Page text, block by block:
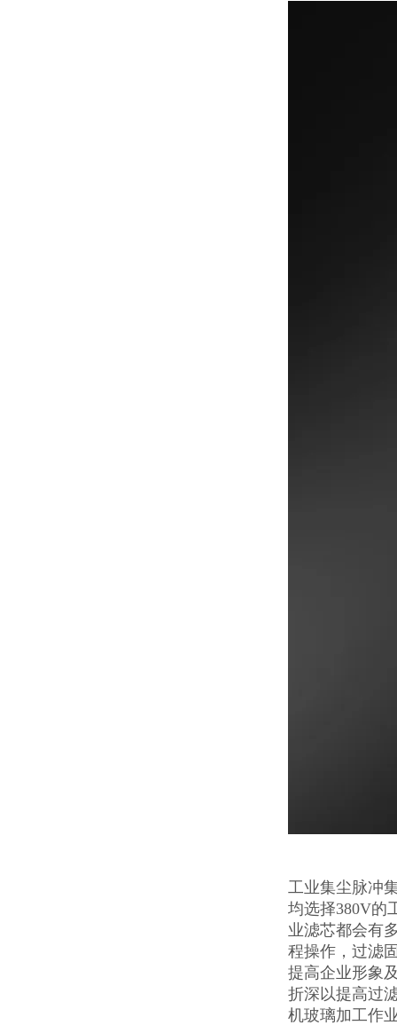
工业集尘脉冲
均选择380V的
业滤芯都会有
程操作，过滤
提高企业形象
折深以提高过
机玻璃加工作